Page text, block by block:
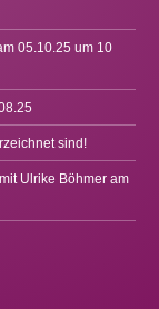
05.10.25 um 10
sind!
Ulrike Böhmer am